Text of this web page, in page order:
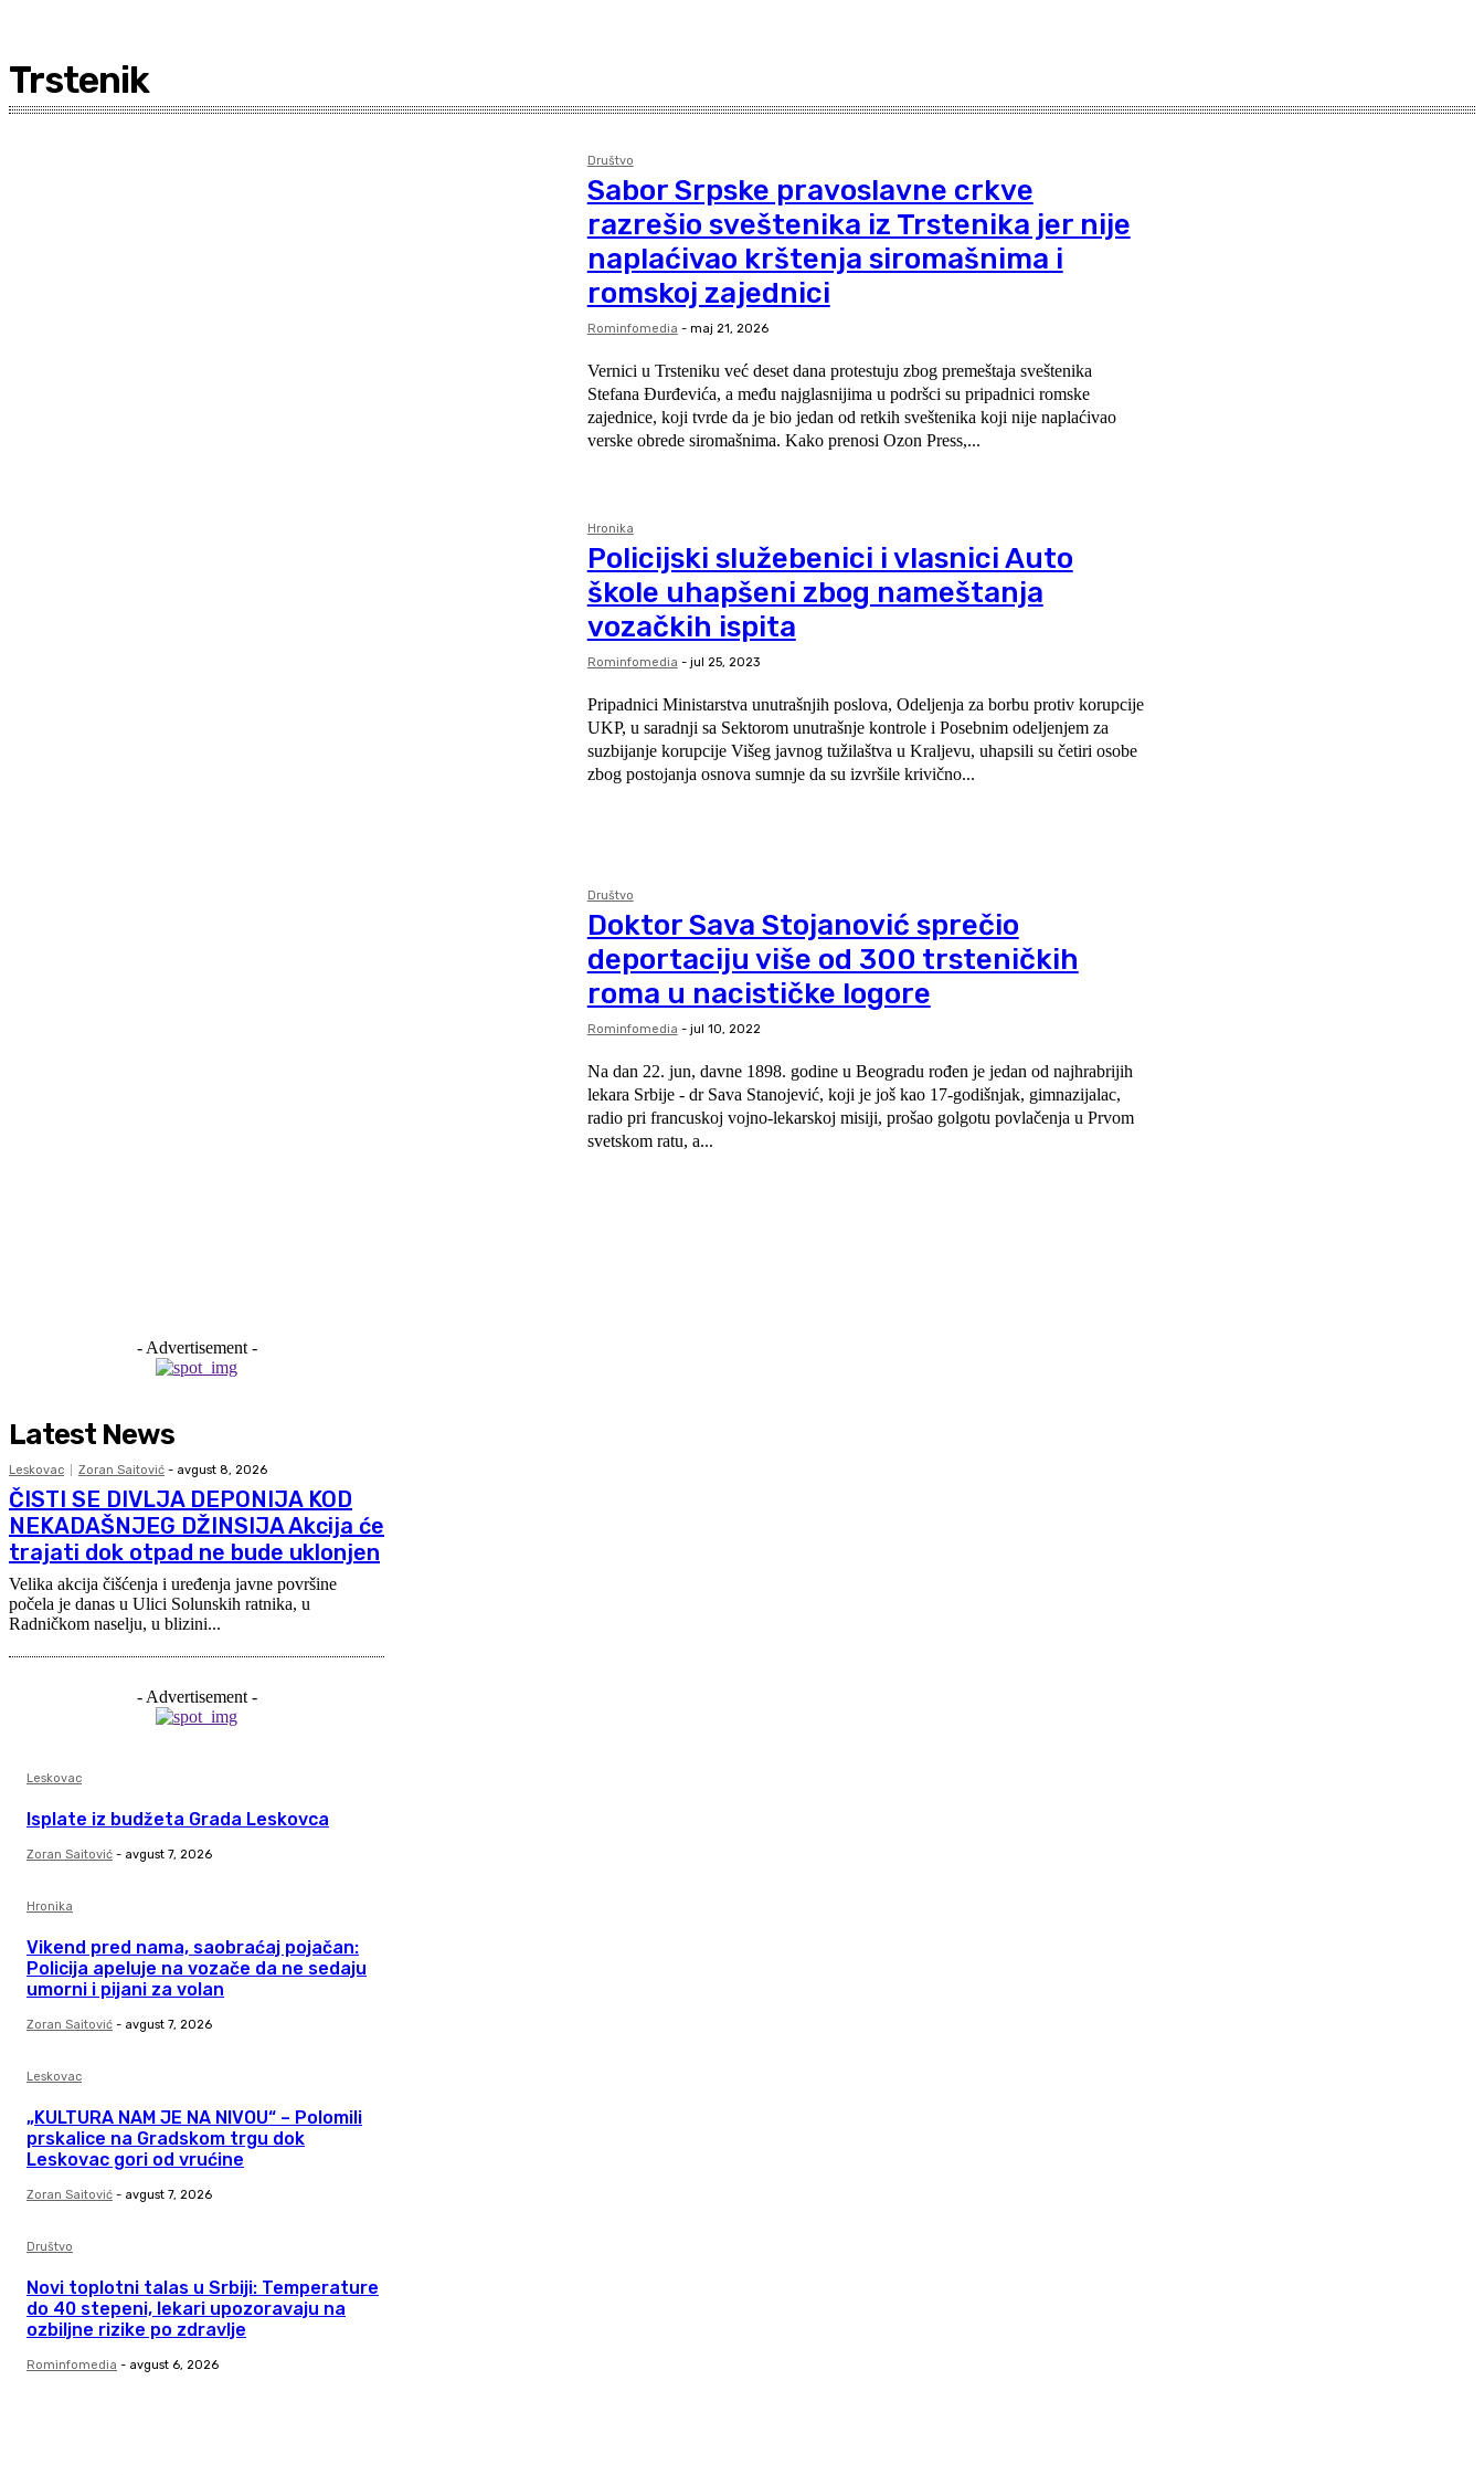
Trstenik
Društvo
Sabor Srpske pravoslavne crkve
razrešio sveštenika iz Trstenika jer nije
naplaćivao krštenja siromašnima i
romskoj zajednici
Rominfomedia - maj 21, 2026
Vernici u Trsteniku već deset dana protestuju zbog premeštaja sveštenika
Stefana Đurđevića, a među najglasnijima u podršci su pripadnici romske
zajednice, koji tvrde da je bio jedan od retkih sveštenika koji nije naplaćivao
verske obrede siromašnima. Kako prenosi Ozon Press,...
Hronika
Policijski služebenici i vlasnici Auto
škole uhapšeni zbog nameštanja
vozačkih ispita
Rominfomedia - jul 25, 2023
Pripadnici Ministarstva unutrašnjih poslova, Odelјenja za borbu protiv korupcije
UKP, u saradnji sa Sektorom unutrašnje kontrole i Posebnim odelјenjem za
suzbijanje korupcije Višeg javnog tužilaštva u Kralјevu, uhapsili su četiri osobe
zbog postojanja osnova sumnje da su izvršile krivično...
Društvo
Doktor Sava Stojanović sprečio
deportaciju više od 300 trsteničkih
roma u nacističke logore
Rominfomedia - jul 10, 2022
Na dan 22. jun, davne 1898. godine u Beogradu rođen je jedan od najhrabrijih
lekara Srbije - dr Sava Stanojević, koji je još kao 17-godišnjak, gimnazijalac,
radio pri francuskoj vojno-lekarskoj misiji, prošao golgotu povlačenja u Prvom
svetskom ratu, a...
- Advertisement -
Latest News
Leskovac Zoran Saitović - avgust 8, 2026
ČISTI SE DIVLJA DEPONIJA KOD
NEKADAŠNJEG DŽINSIJA Akcija će
trajati dok otpad ne bude uklonjen
Velika akcija čišćenja i uređenja javne površine
počela je danas u Ulici Solunskih ratnika, u
Radničkom naselju, u blizini...
- Advertisement -
Leskovac
Isplate iz budžeta Grada Leskovca
Zoran Saitović - avgust 7, 2026
Hronika
Vikend pred nama, saobraćaj pojačan:
Policija apeluje na vozače da ne sedaju
umorni i pijani za volan
Zoran Saitović - avgust 7, 2026
Leskovac
„KULTURA NAM JE NA NIVOU“ – Polomili
prskalice na Gradskom trgu dok
Leskovac gori od vrućine
Zoran Saitović - avgust 7, 2026
Društvo
Novi toplotni talas u Srbiji: Temperature
do 40 stepeni, lekari upozoravaju na
ozbiljne rizike po zdravlje
Rominfomedia - avgust 6, 2026